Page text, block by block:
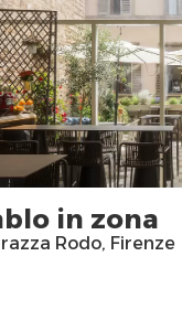
in zona
Rodo, Firenze